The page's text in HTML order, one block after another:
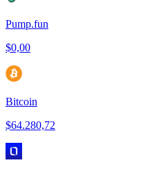
Pump.fun
$0,00
Bitcoin
$64.280,72